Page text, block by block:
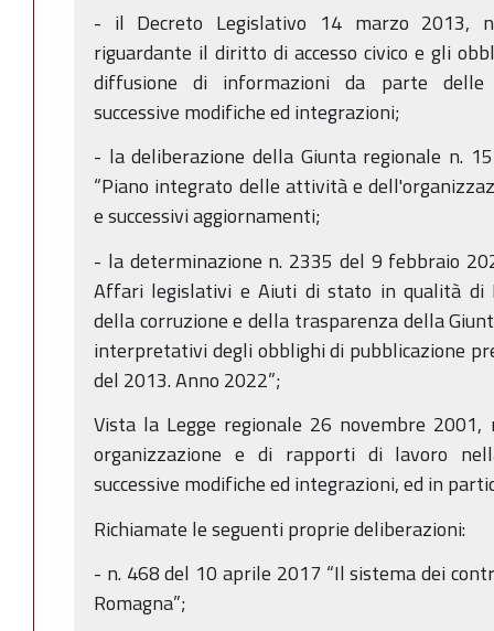
- il Decreto Legislativo 14 marzo 2013,
riguardante il diritto di accesso civico e gli
diffusione di informazioni da parte delle
successive modifiche ed integrazioni;
- la deliberazione della Giunta regionale n.
“Piano integrato delle attività e
e successivi aggiornamenti;
- la determinazione n. 2335 del 9 febbraio
Affari legislativi e Aiuti di stato in qualità di
della corruzione e della trasparenza della
interpretativi degli obblighi di pubblicazione
del 2013. Anno 2022”;
Vista la Legge regionale 26 novembre
organizzazione e di rapporti di lavoro
successive modifiche ed integrazioni, ed in
Richiamate le seguenti proprie deliberazioni:
- n. 468 del 10 aprile 2017 “Il sistema dei
Romagna”;